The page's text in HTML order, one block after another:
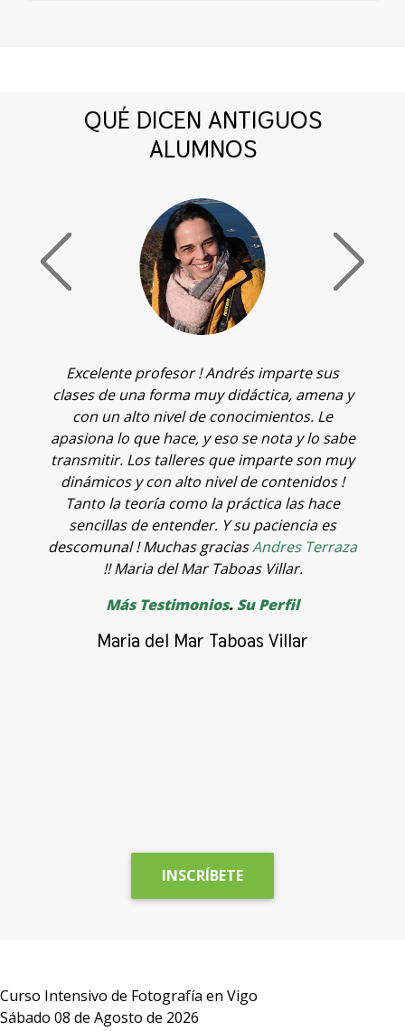
QUÉ DICEN ANTIGUOS
ALUMNOS
Excelente profesor ! Andrés imparte sus
clases de una forma muy didáctica, amena y
con un alto nivel de conocimientos. Le
apasiona lo que hace, y eso se nota y lo sabe
transmitir. Los talleres que imparte son muy
dinámicos y con alto nivel de contenidos !
Tanto la teoría como la práctica las hace
sencillas de entender. Y su paciencia es
descomunal ! Muchas graciasAndres Terraza
!! Maria del Mar Taboas Villar.
Más Testimonios. Su Perfil
Maria del Mar Taboas Villar
INSCRÍBETE
Curso Intensivo de Fotografía en Vigo
Sábado 08 de Agosto de 2026